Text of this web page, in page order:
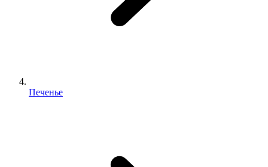
Печенье